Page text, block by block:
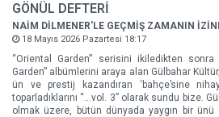
GÖNÜL DEFTERİ
NAİM DİLMENER'LE GEÇMİŞ ZAMANIN
18 Mayıs 2026 Pazartesi 18:17
“Oriental Garden” serisini ikiledikten sonra
Garden” albümlerini araya alan Gülbahar
ün ve prestij kazandıran ‘bahçe’sine
toparladıklarını “…vol. 3” olarak sundu bize.
olmak üzere, bütün dünyada yaygın bir